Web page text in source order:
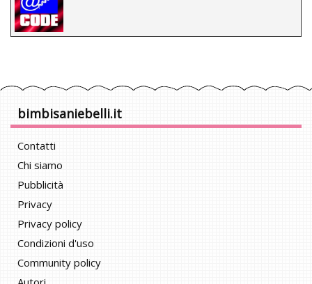
bimbisaniebelli.it
Contatti
Chi siamo
Pubblicità
Privacy
Privacy policy
Condizioni d'uso
Community policy